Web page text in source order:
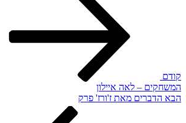
קודם
המשחקים – לאה איילון
הפוסט
הבא הדברים מאת ז'ורז' פרק